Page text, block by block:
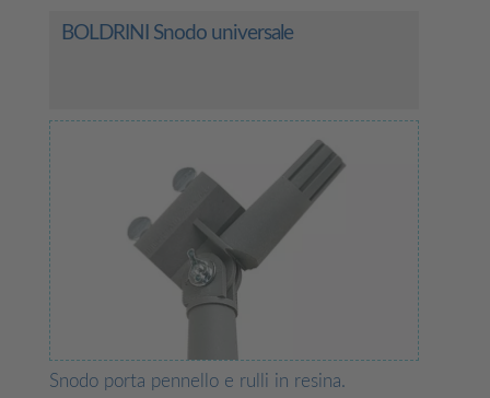
BOLDRINI Snodo universale
Snodo porta pennello e rulli in resina.